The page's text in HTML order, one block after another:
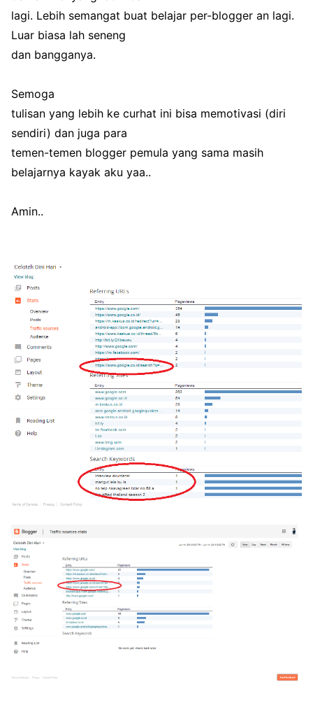
lagi. Lebih semangat buat belajar per-blogger an lagi.
Luar biasa lah seneng
dan bangganya.
Semoga
tulisan yang lebih ke curhat ini bisa memotivasi (diri
sendiri) dan juga para
temen-temen blogger pemula yang sama masih
belajarnya kayak aku yaa..
Amin..